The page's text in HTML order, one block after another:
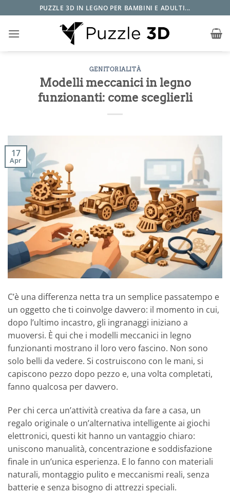
ai
contenuti
PUZZLE 3D IN LEGNO PER BAMBINI E ADULTI...
GENITORIALITÀ
Modelli meccanici in legno
funzionanti: come sceglierli
17
Apr
C’è una differenza netta tra un semplice passatempo e
un oggetto che ti coinvolge davvero: il momento in cui,
dopo l’ultimo incastro, gli ingranaggi iniziano a
muoversi. È qui che i modelli meccanici in legno
funzionanti mostrano il loro vero fascino. Non sono
solo belli da vedere. Si costruiscono con le mani, si
capiscono pezzo dopo pezzo e, una volta completati,
fanno qualcosa per davvero.
Per chi cerca un’attività creativa da fare a casa, un
regalo originale o un’alternativa intelligente ai giochi
elettronici, questi kit hanno un vantaggio chiaro:
uniscono manualità, concentrazione e soddisfazione
finale in un’unica esperienza. E lo fanno con materiali
naturali, montaggio pulito e meccanismi reali, senza
batterie e senza bisogno di attrezzi speciali.